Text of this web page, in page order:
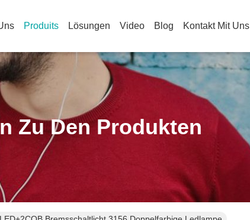
Produits Lösungen Video Blog Kontakt Mit Uns
Zu Den Produkten